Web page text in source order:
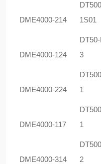
DME4000-214
1S01
DME4000-124
DT50-
3
DME4000-224
1
DME4000-117
1
DME4000-314
2